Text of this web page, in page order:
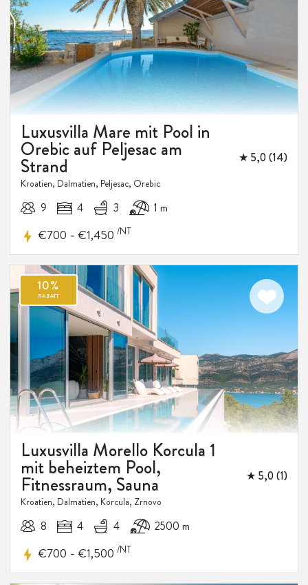
Luxusvilla Mare mit Pool in
Orebic auf Peljesac am
Strand ★ 5,0 (14)
Kroatien, Dalmatien, Peljesac, Orebic
9 4 3 1 m
€700 - €1,450 /NT
Luxusvilla Morello Korcula 1
mit beheiztem Pool,
Fitnessraum, Sauna ★ 5,0 (1)
Kroatien, Dalmatien, Korcula, Zrnovo
8 4 4 2500 m
€700 - €1,500 /NT